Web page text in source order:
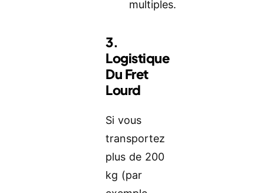
multiples.
3.
Logistique
Du Fret
Lourd
Si vous
transportez
plus de 200
kg (par